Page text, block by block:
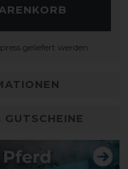
geliefert werden.